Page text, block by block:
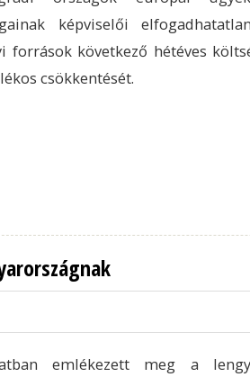
képviselői
források következő hétéves
csökkentését.
emlékezett meg a